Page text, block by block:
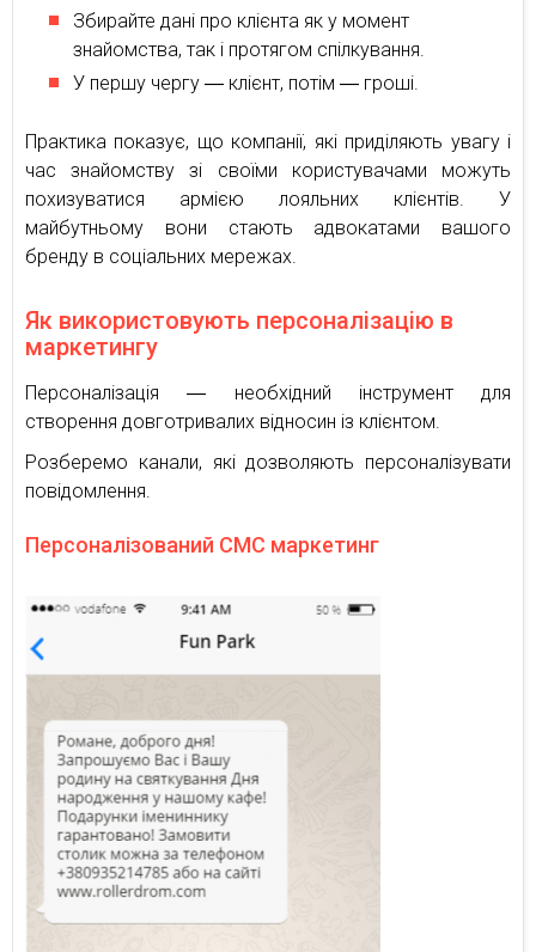
Збирайте дані про клієнта як у момент
знайомства, так і протягом спілкування.
У першу чергу ― клієнт, потім ― гроші.
Практика показує, що компанії, які приділяють увагу і
час знайомству зі своїми користувачами можуть
похизуватися армією лояльних клієнтів. У
майбутньому вони стають адвокатами вашого
бренду в соціальних мережах.
Як використовують персоналізацію в
маркетингу
Персоналізація ― необхідний інструмент для
створення довготривалих відносин із клієнтом.
Розберемо канали, які дозволяють персоналізувати
повідомлення.
Персоналізований СМС маркетинг